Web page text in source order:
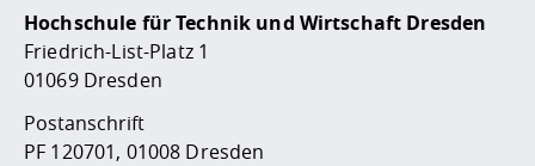
Hochschule für Technik und Wirtschaft Dresden
Friedrich-List-Platz 1
01069 Dresden
Postanschrift
PF 120701, 01008 Dresden